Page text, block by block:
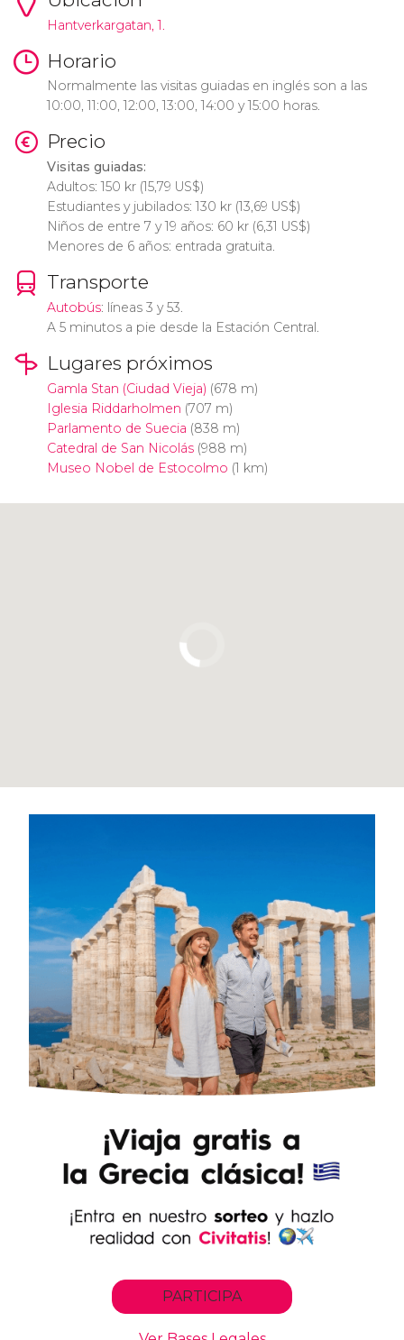
Hantverkargatan, 1.
Horario
Normalmente las visitas guiadas en inglés son a las
10:00, 11:00, 12:00, 13:00, 14:00 y 15:00 horas.
Precio
Visitas guiadas:
Adultos: 150 kr(15,79 US$)
Estudiantes y jubilados: 130 kr(13,69 US$)
Niños de entre 7 y 19 años: 60 kr(6,31 US$)
Menores de 6 años: entrada gratuita.
Transporte
Autobús: líneas 3 y 53.
A 5 minutos a pie desde la Estación Central.
Lugares próximos
Gamla Stan (Ciudad Vieja) (678 m)
Iglesia Riddarholmen (707 m)
Parlamento de Suecia (838 m)
Catedral de San Nicolás(988 m)
Museo Nobel de Estocolmo (1 km)